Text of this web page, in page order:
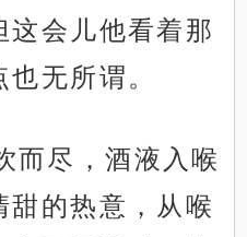
这会儿他看着那
无所谓。
而尽，酒液入喉
甜的热意，从喉